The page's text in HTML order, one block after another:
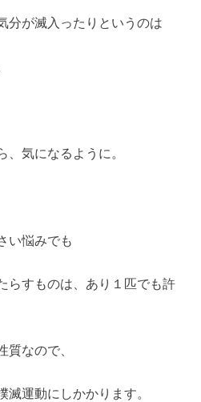
分が滅入ったりというのは
、気になるように。
い悩みでも
らすものは、あり１匹でも許
質なので、
運動にしかかります。